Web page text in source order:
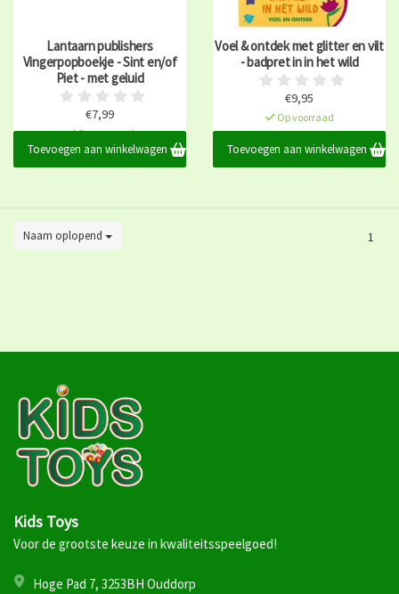
Lantaarn publishers
Vingerpopboekje - Sint en/of
Piet - met geluid
€7,99
Op voorraad
Toevoegen aan winkelwagen
Voel & ontdek met glitter en vilt
- badpret in in het wild
€9,95
Op voorraad
Toevoegen aan winkelwagen
Naam oplopend 1
Kids Toys
Voor de grootste keuze in kwaliteitsspeelgoed!
Hoge Pad 7, 3253BH Ouddorp